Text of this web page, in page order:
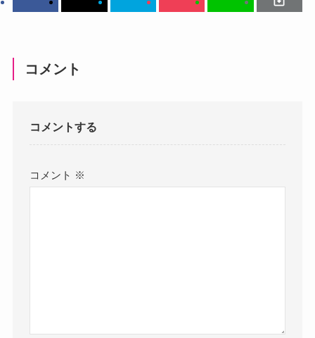
コメント
コメントする
コメント ※